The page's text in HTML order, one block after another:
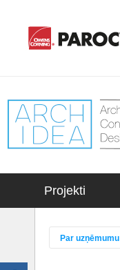
Projekti
Par uzņēmumu